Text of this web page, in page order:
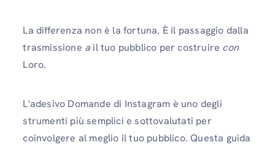
La differenza non è la fortuna. È il passaggio dalla
trasmissione a il tuo pubblico per costruire con
Loro.
L'adesivo Domande di Instagram è uno degli
strumenti più semplici e sottovalutati per
coinvolgere al meglio il tuo pubblico. Questa guida